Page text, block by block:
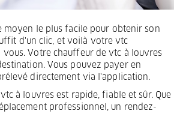
moyen le plus facile pour obtenir son
d'un clic, et voilà votre vtc
vous. Votre chauffeur de vtc à louvres
Vous pouvez payer en
directement via l'application.
à louvres est rapide, fiable et sûr. Que
professionnel, un rendez-